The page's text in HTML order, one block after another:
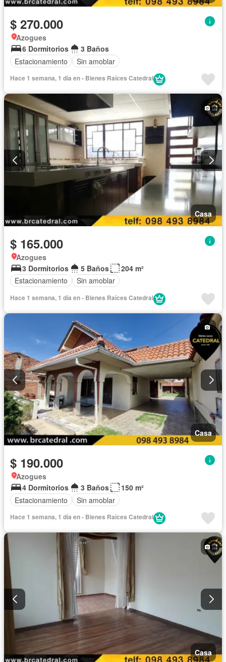
$ 270.000
Azogues
6 Dormitorios
3 Baños
Estacionamiento
Sin amoblar
Hace 1 semana, 1 día en - Bienes Raíces Catedral
Casa
$ 165.000
Azogues
3 Dormitorios
5 Baños
204 m²
Estacionamiento
Sin amoblar
Hace 1 semana, 1 día en - Bienes Raíces Catedral
Casa
$ 190.000
Azogues
4 Dormitorios
3 Baños
150 m²
Estacionamiento
Sin amoblar
Hace 1 semana, 1 día en - Bienes Raíces Catedral
Casa